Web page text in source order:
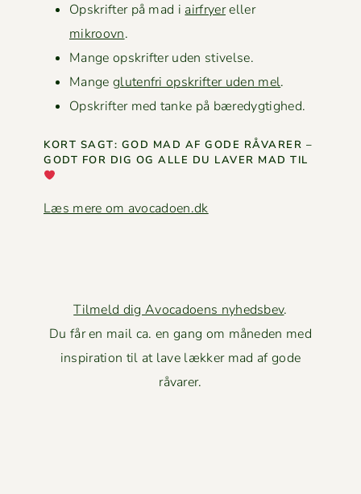
Opskrifter på mad i air­fry­ereller
mikroovn.
Mange opskrifter uden stivelse.
Mange gluten­fri opskrifter uden mel.
Opskrifter med tanke på bæredygtighed.
KORT SAGT: GOD MAD AF GODE RÅVAR­ER –
GODT FOR DIG OG ALLE DU LAVER MAD TIL
Læs mere om avocadoen.dk
Tilmeld dig Avocadoens nyhedsbev.
Du får en mail ca. en gang om måneden med
inspiration til at lave lækker mad af gode
råvarer.